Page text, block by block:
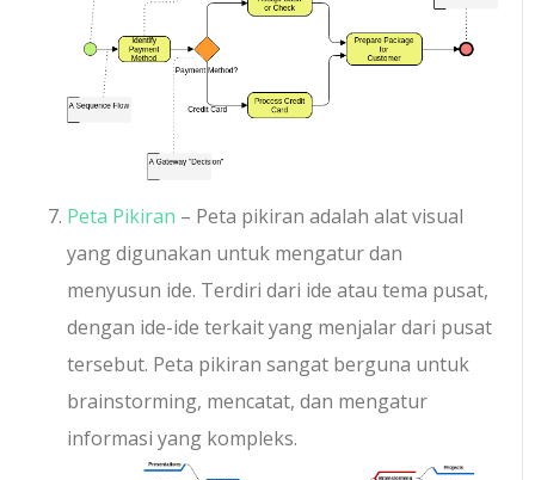
Peta Pikiran – Peta pikiran adalah alat visual
yang digunakan untuk mengatur dan
menyusun ide. Terdiri dari ide atau tema pusat,
dengan ide-ide terkait yang menjalar dari pusat
tersebut. Peta pikiran sangat berguna untuk
brainstorming, mencatat, dan mengatur
informasi yang kompleks.